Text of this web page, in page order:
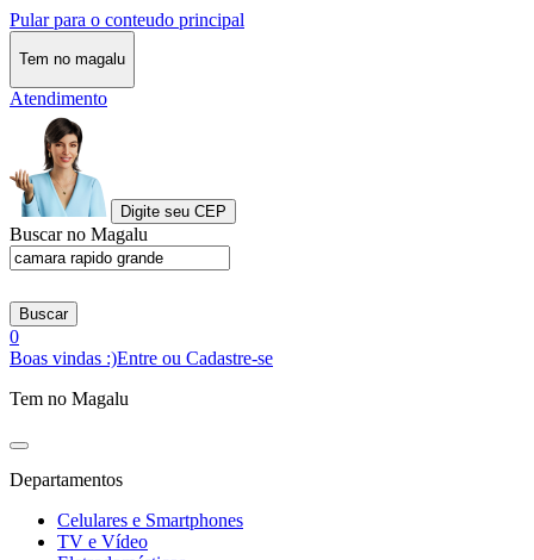
Pular para o conteudo principal
Tem no magalu
Atendimento
Digite seu CEP
Buscar no Magalu
Buscar
0
Boas vindas :)Entre ou Cadastre-se
Tem no Magalu
Departamentos
Celulares e Smartphones
TV e Vídeo